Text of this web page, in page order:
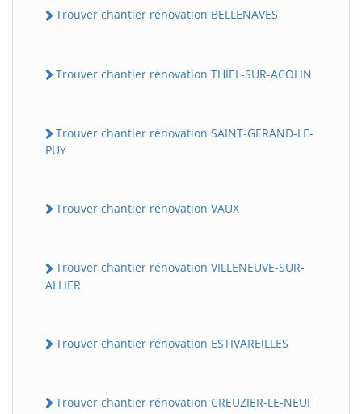
Trouver chantier rénovation BELLENAVES
Trouver chantier rénovation THIEL-SUR-ACOLIN
Trouver chantier rénovation SAINT-GERAND-LE-
PUY
Trouver chantier rénovation VAUX
Trouver chantier rénovation VILLENEUVE-SUR-
ALLIER
Trouver chantier rénovation ESTIVAREILLES
Trouver chantier rénovation CREUZIER-LE-NEUF